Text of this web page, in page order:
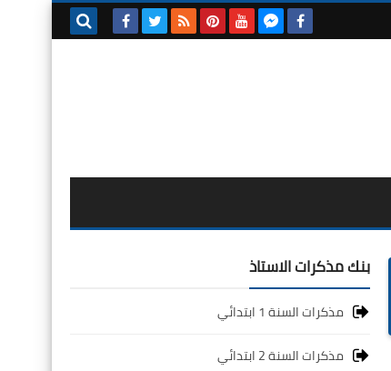
بنك مذكرات الاستاذ
مذكرات السنة 1 ابتدائي
مذكرات السنة 2 ابتدائي